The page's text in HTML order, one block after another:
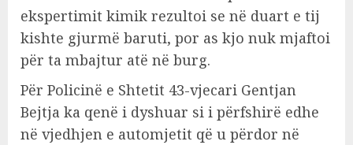
ekspertimit kimik rezultoi se në duart e tij
kishte gjurmë baruti, por as kjo nuk mjaftoi
për ta mbajtur atë në burg.
Për Policinë e Shtetit 43-vjecari Gentjan
Bejtja ka qenë i dyshuar si i përfshirë edhe
në vjedhjen e automjetit që u përdor në